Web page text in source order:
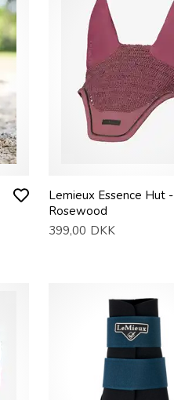
Lemieux Essence Hut -
Rosewood
399,00 DKK